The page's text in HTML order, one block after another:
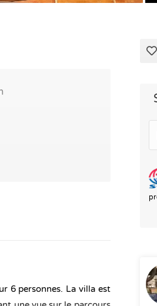
6 personnes. La villa est